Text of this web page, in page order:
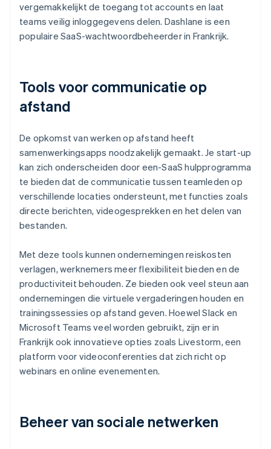
vergemakkelijkt de toegang tot accounts en laat
teams veilig inloggegevens delen. Dashlane is een
populaire SaaS-wachtwoordbeheerder in Frankrijk.
Tools voor communicatie op
afstand
De opkomst van werken op afstand heeft
samenwerkingsapps noodzakelijk gemaakt. Je start-up
kan zich onderscheiden door een-SaaS hulpprogramma
te bieden dat de communicatie tussen teamleden op
verschillende locaties ondersteunt, met functies zoals
directe berichten, videogesprekken en het delen van
bestanden.
Met deze tools kunnen ondernemingen reiskosten
verlagen, werknemers meer flexibiliteit bieden en de
productiviteit behouden. Ze bieden ook veel steun aan
ondernemingen die virtuele vergaderingen houden en
trainingssessies op afstand geven. Hoewel Slack en
Microsoft Teams veel worden gebruikt, zijn er in
Frankrijk ook innovatieve opties zoals Livestorm, een
platform voor videoconferenties dat zich richt op
webinars en online evenementen.
Beheer van sociale netwerken